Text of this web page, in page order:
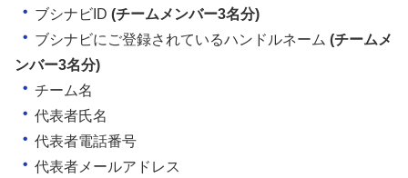
・ ブシナビID (チームメンバー3名分)
・ ブシナビにご登録されているハンドルネーム (チームメ
ンバー3名分)
・ チーム名
・ 代表者氏名
・ 代表者電話番号
・ 代表者メールアドレス